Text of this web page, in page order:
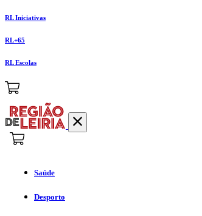
RL Iniciativas
RL+65
RL Escolas
Saúde
Desporto